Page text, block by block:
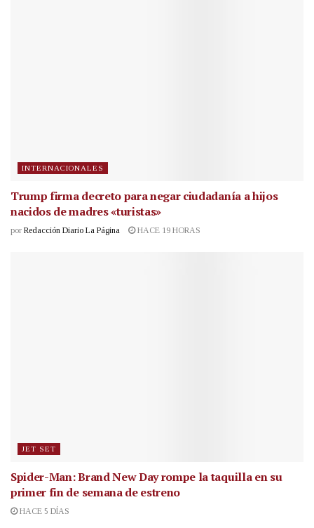
INTERNACIONALES
Trump firma decreto para negar ciudadanía a hijos
nacidos de madres «turistas»
por Redacción Diario La Página HACE 19 HORAS
JET SET
Spider-Man: Brand New Day rompe la taquilla en su
primer fin de semana de estreno
HACE 5 DÍAS